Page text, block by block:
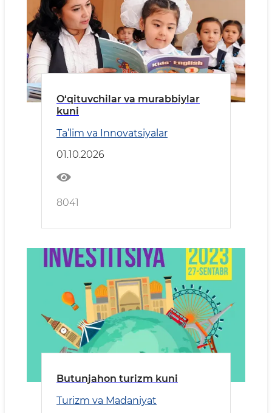
O‘qituvchilar va murabbiylar
kuni
Ta’lim va Innovatsiyalar
01.10.2026
8041
Butunjahon turizm kuni
Turizm va Madaniyat